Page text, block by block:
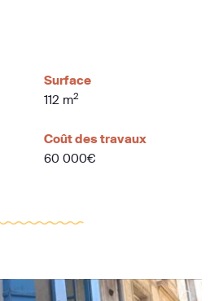
Surface
112 m2
Coût des travaux
60 000€